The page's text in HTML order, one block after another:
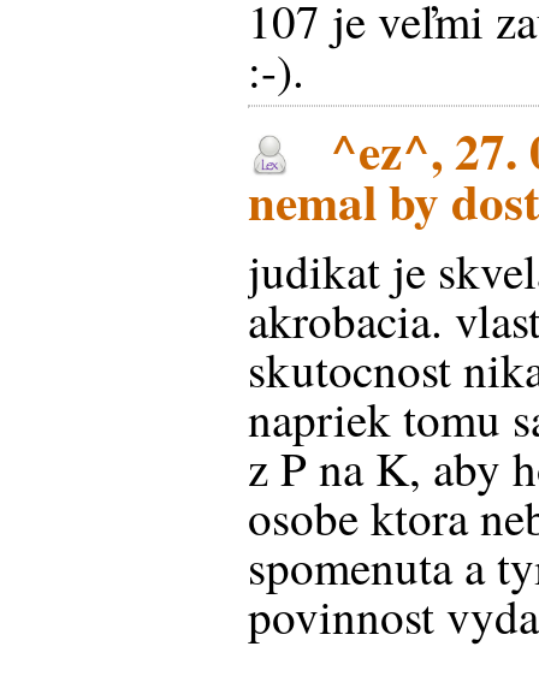
107 je veľmi
:-).
^ez^, 27.
nemal by
judikat je
akrobacia.
skutocnost
napriek tomu
z P na K, aby
osobe ktora
spomenuta a
povinnost